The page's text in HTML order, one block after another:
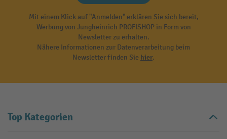
Mit einem Klick auf "Anmelden" erklären Sie sich bereit,
Werbung von Jungheinrich PROFISHOP in Form von
Newsletter zu erhalten.
Nähere Informationen zur Datenverarbeitung beim
Newsletter finden Sie hier.
Top Kategorien